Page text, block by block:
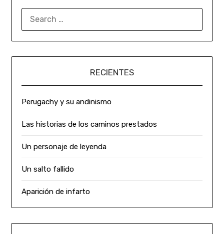
RECIENTES
Perugachy y su andinismo
Las historias de los caminos prestados
Un personaje de leyenda
Un salto fallido
Aparición de infarto